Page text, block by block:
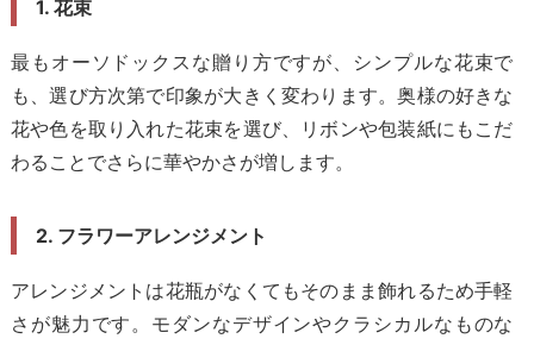
1. 花束
最もオーソドックスな贈り方ですが、シンプルな花束で
も、選び方次第で印象が大きく変わります。奥様の好きな
花や色を取り入れた花束を選び、リボンや包装紙にもこだ
わることでさらに華やかさが増します。
2. フラワーアレンジメント
アレンジメントは花瓶がなくてもそのまま飾れるため手軽
さが魅力です。モダンなデザインやクラシカルなものな